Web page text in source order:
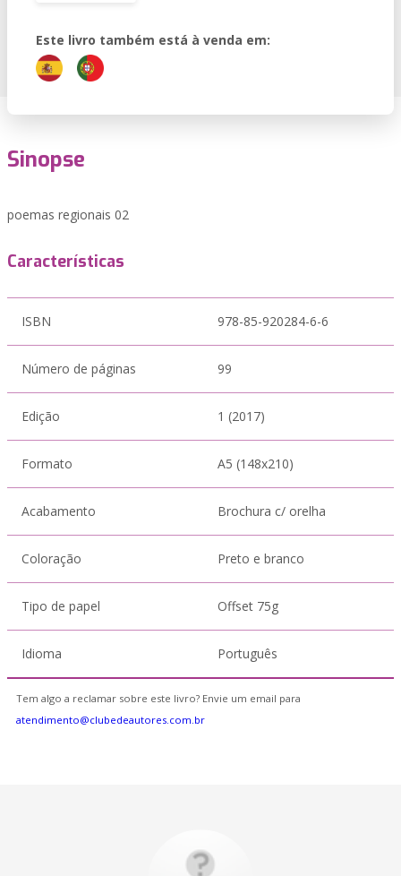
Este livro também está à venda em:
Sinopse
poemas regionais 02
Características
ISBN 978-85-920284-6-6
Número de páginas 99
Edição 1 (2017)
Formato A5 (148x210)
Acabamento Brochura c/ orelha
Coloração Preto e branco
Tipo de papel Offset 75g
Idioma Português
Tem algo a reclamar sobre este livro? Envie um email para
atendimento@clubedeautores.com.br